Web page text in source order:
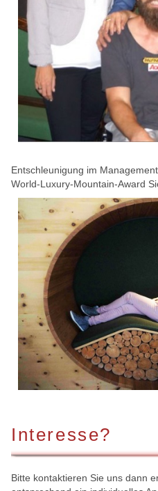
Entschleunigung im
World-Luxury-Mountain-Award
Interesse?
Bitte kontaktieren Sie uns dann